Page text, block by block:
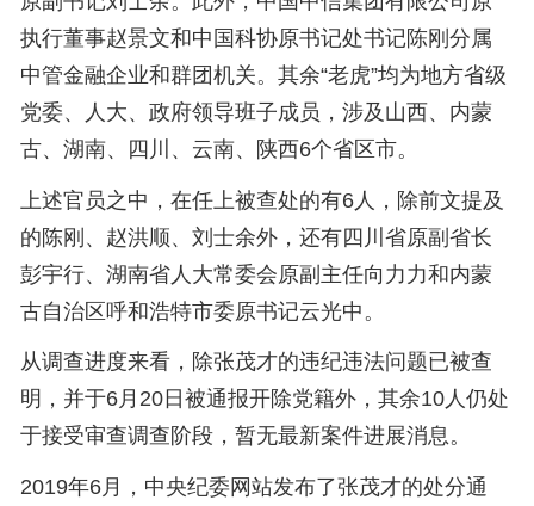
执行董事赵景文和中国科协原书记处书记陈刚分属
中管金融企业和群团机关。其余“老虎”均为地方省级
党委、人大、政府领导班子成员，涉及山西、内蒙
古、湖南、四川、云南、陕西6个省区市。
上述官员之中，在任上被查处的有6人，除前文提及
的陈刚、赵洪顺、刘士余外，还有四川省原副省长
彭宇行、湖南省人大常委会原副主任向力力和内蒙
古自治区呼和浩特市委原书记云光中。
从调查进度来看，除张茂才的违纪违法问题已被查
明，并于6月20日被通报开除党籍外，其余10人仍处
于接受审查调查阶段，暂无最新案件进展消息。
2019年6月，中央纪委网站发布了张茂才的处分通